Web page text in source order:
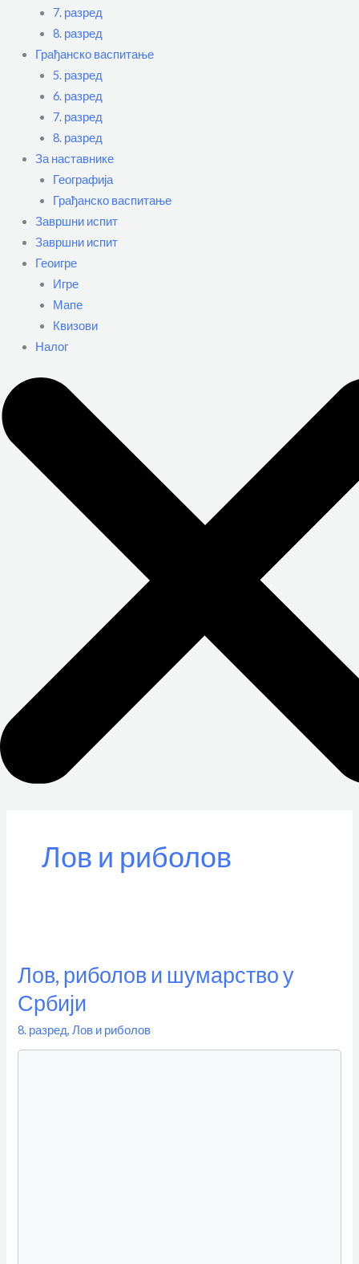
7. разред
8. разред
Грађанско васпитање
5. разред
6. разред
7. разред
8. разред
За наставнике
Географија
Грађанско васпитање
Завршни испит
Завршни испит
Геоигре
Игре
Мапе
Квизови
Налог
Лов и риболов
Лов, риболов и шумарство у
Србији
8. разред,Лов и риболов
и
шумарство
у
Србији